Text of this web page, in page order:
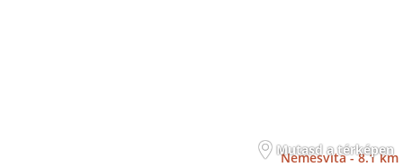
Mutasd a térképen
Nemesvita -8.1 km